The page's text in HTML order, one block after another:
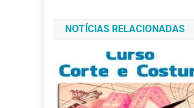
de
Post
NOTÍCIAS RELACIONADAS